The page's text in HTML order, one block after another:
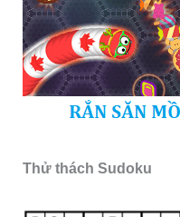
Thử thách Sudoku